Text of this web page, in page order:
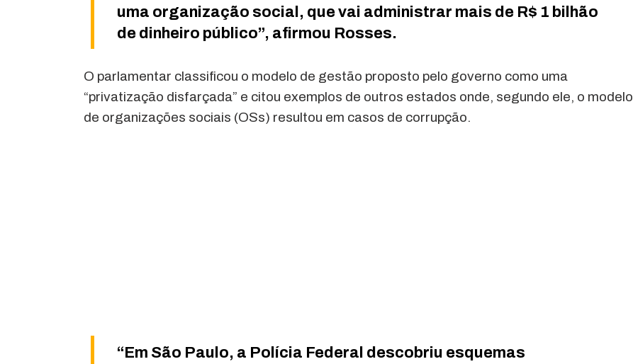
uma organização social, que vai administrar mais de R$ 1 bilhão
de dinheiro público”, afirmou Rosses.
O parlamentar classificou o modelo de gestão proposto pelo governo como uma
“privatização disfarçada” e citou exemplos de outros estados onde, segundo ele, o modelo
de organizações sociais (OSs) resultou em casos de corrupção.
“Em São Paulo, a Polícia Federal descobriu esquemas